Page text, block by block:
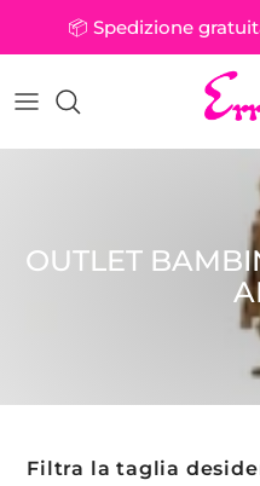
Passa ai contenuti
📦 Spedizione
OUTLET
Filtra la taglia